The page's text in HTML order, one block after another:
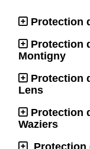
Protection
Protection
Montigny
Protection
Lens
Protection
Waziers